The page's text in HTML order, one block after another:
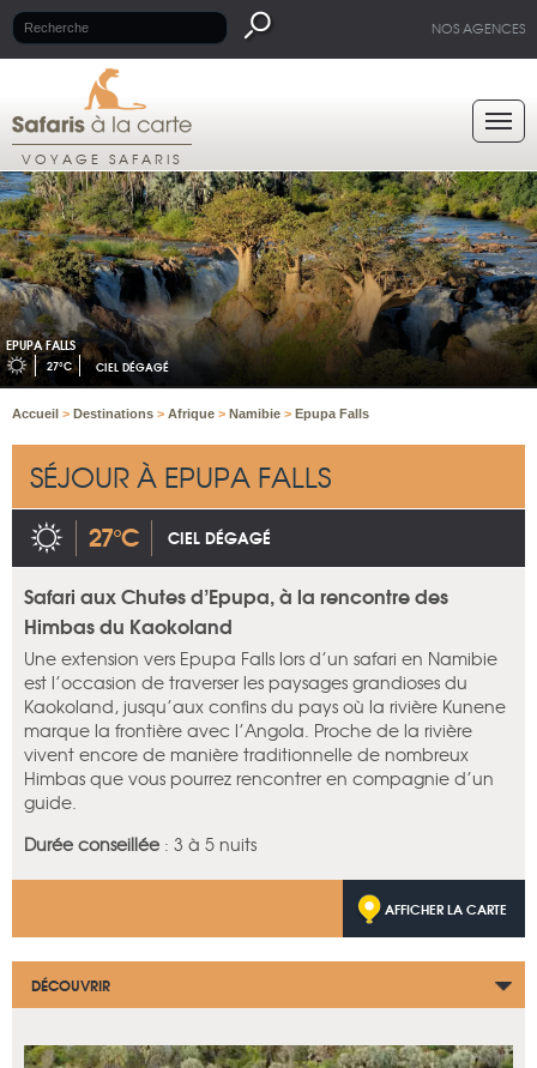
NOS AGENCES
VOYAGE SAFARIS
EPUPA FALLS
27°C CIEL DÉGAGÉ
Accueil > Destinations > Afrique > Namibie > Epupa Falls
SÉJOUR À EPUPA FALLS
27°C CIEL DÉGAGÉ
Safari aux Chutes d’Epupa, à la rencontre des
Himbas du Kaokoland
Une extension vers Epupa Falls lors d’un safari en Namibie
est l’occasion de traverser les paysages grandioses du
Kaokoland, jusqu’aux confins du pays où la rivière Kunene
marque la frontière avec l’Angola. Proche de la rivière
vivent encore de manière traditionnelle de nombreux
Himbas que vous pourrez rencontrer en compagnie d’un
guide.
Durée conseillée : 3 à 5 nuits
AFFICHER LA CARTE
DÉCOUVRIR